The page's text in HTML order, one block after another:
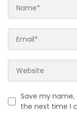
Save my
the next time I